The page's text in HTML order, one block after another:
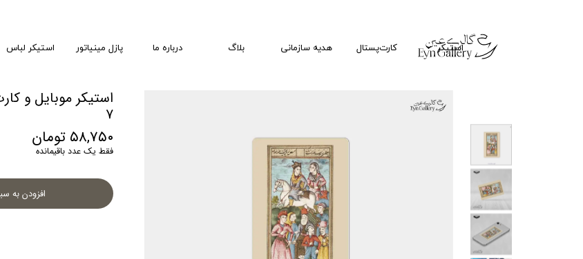
استیکر کارت‌پستال هدیه سازمانی بلاگ درباره ما پازل مینیاتور
استیکر لباس
استیکر موبایل و
۷
۵۸,۷۵۰ تومان
فقط یک عدد باقیمانده
افزودن به